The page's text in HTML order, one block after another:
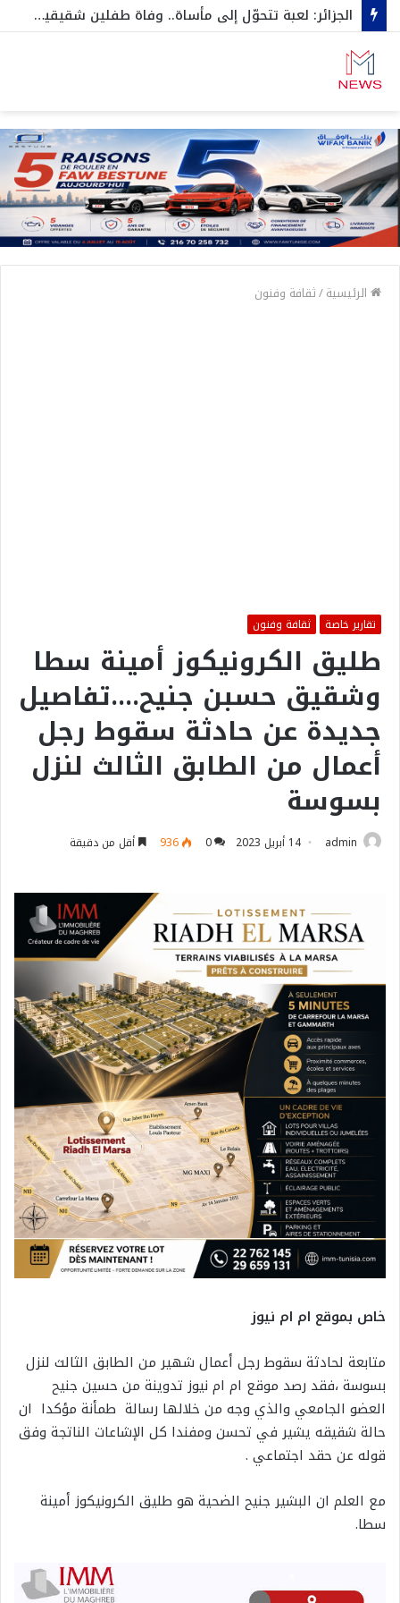
الجزائر: لعبة تتحوّل إلى مأساة.. وفاة طفلين شقيقين اختناقا داخل صندوق سيارة…وهكذا نجاح الثالث بأعجوبة
الرئيسية/ثقافة وفنون
تقارير خاصة ثقافة وفنون
طليق الكرونيكوز أمينة سطا
وشقيق حسبن جنيح….تفاصيل
جديدة عن حادثة سقوط رجل
أعمال من الطابق الثالث لنزل
بسوسة
admin 14 أبريل 2023 0
936 أقل من دقيقة
خاص بموقع ام ام نيوز
متابعة لحادثة سقوط رجل أعمال شهير من الطابق الثالث لنزل
بسوسة ،فقد رصد موقع ام ام نيوز تدوينة من حسين جنيح
العضو الجامعي والذي وجه من خلالها رسالة طمأنة مؤكدا ان
حالة شقيقه يشير في تحسن ومفندا كل الإشاعات الناتجة وفق
قوله عن حقد اجتماعي .
مع العلم ان البشير جنيح الضحية هو طليق الكرونيكوز أمينة
سطا.